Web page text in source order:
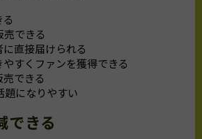
できる
直接届けられる
すくファンを獲得できる
できる
題になりやすい
できる